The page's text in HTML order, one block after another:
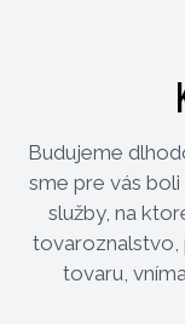
Budujeme
sme pre vás
služby, na
tovaroznalstvo,
tovaru,